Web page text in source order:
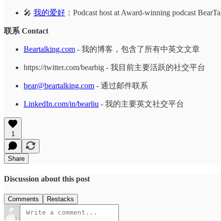
🎤 我的爱好 ：Podcast host at Award-winning podcast
联系 Contact
Beartalking.com - 我的博客，包含了所有中英文文章
https://twitter.com/bearbig - 我目前主要活跃的社交平台
bear@beartalking.com - 通过邮件联系
LinkedIn.com/in/bearliu - 我的主要英文社交平台
1
Share
Discussion about this post
Comments Restacks